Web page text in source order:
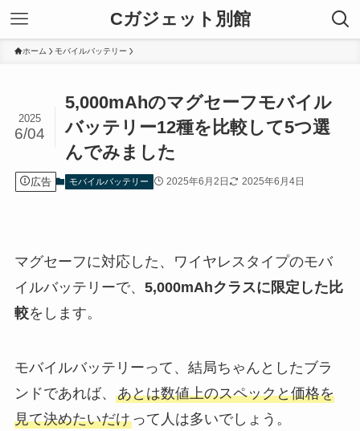
Cガジェット別館
ホーム モバイルバッテリー
5,000mAhのマグセーフモバイル
バッテリー12種を比較して5つ選
んでみました
2025
6/04
広告 モバイルバッテリー 2025年6月2日 2025年6月4日
マグセーフに対応した、ワイヤレスタイプのモバ
イルバッテリーで、 5,000mAhクラスに限定した比
較をします。
モバイルバッテリーって、結局ちゃんとしたブラ
ンドであれば、 あとは数値上のスペックと価格を
見て決めたいだけって人は多いでしょう。